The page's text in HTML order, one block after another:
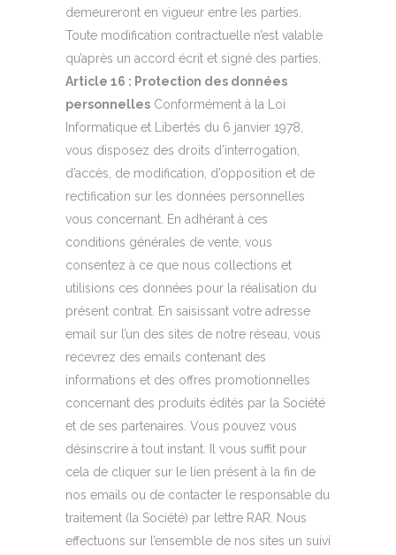
demeureront en vigueur entre les parties.
Toute modification contractuelle n’est valable
qu’après un accord écrit et signé des parties.
Article 16 : Protection des données
personnelles Conformément à la Loi
Informatique et Libertés du 6 janvier 1978,
vous disposez des droits d’interrogation,
d’accès, de modification, d’opposition et de
rectification sur les données personnelles
vous concernant. En adhérant à ces
conditions générales de vente, vous
consentez à ce que nous collections et
utilisions ces données pour la réalisation du
présent contrat. En saisissant votre adresse
email sur l’un des sites de notre réseau, vous
recevrez des emails contenant des
informations et des offres promotionnelles
concernant des produits édités par la Société
et de ses partenaires. Vous pouvez vous
désinscrire à tout instant. Il vous suffit pour
cela de cliquer sur le lien présent à la fin de
nos emails ou de contacter le responsable du
traitement (la Société) par lettre RAR. Nous
effectuons sur l’ensemble de nos sites un suivi